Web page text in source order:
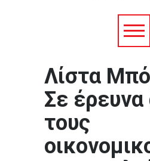
Λίστα
Σε
τους